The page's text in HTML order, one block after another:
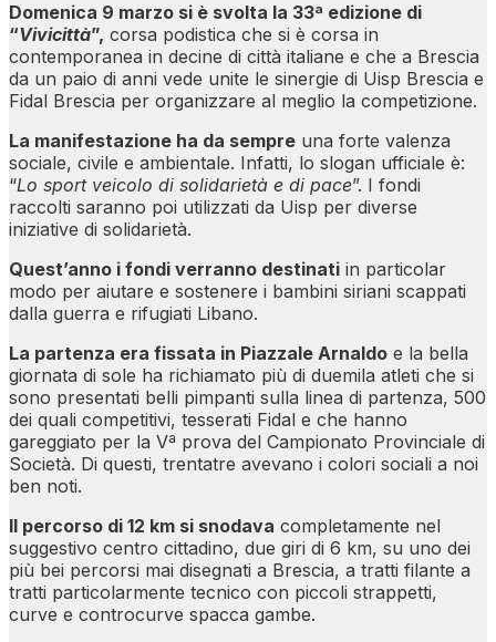
Domenica 9 marzo si è svolta la 33ª edizione di
“Vivicittà”, corsa podistica che si è corsa in
contemporanea in decine di città italiane e che a Brescia
da un paio di anni vede unite le sinergie di Uisp Brescia e
Fidal Brescia per organizzare al meglio la competizione.
La manifestazione ha da sempre una forte valenza
sociale, civile e ambientale. Infatti, lo slogan ufficiale è:
“Lo sport veicolo di solidarietà e di pace”. I fondi
raccolti saranno poi utilizzati da Uisp per diverse
iniziative di solidarietà.
Quest’anno i fondi verranno destinati in particolar
modo per aiutare e sostenere i bambini siriani scappati
dalla guerra e rifugiati Libano.
La partenza era fissata in Piazzale Arnaldo e la bella
giornata di sole ha richiamato più di duemila atleti che si
sono presentati belli pimpanti sulla linea di partenza, 500
dei quali competitivi, tesserati Fidal e che hanno
gareggiato per la Vª prova del Campionato Provinciale di
Società. Di questi, trentatre avevano i colori sociali a noi
ben noti.
Il percorso di 12 km si snodava completamente nel
suggestivo centro cittadino, due giri di 6 km, su uno dei
più bei percorsi mai disegnati a Brescia, a tratti filante a
tratti particolarmente tecnico con piccoli strappetti,
curve e controcurve spacca gambe.